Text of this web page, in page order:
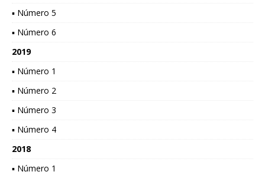
▪ Número 5
▪ Número 6
2019
▪ Número 1
▪ Número 2
▪ Número 3
▪ Número 4
2018
▪ Número 1